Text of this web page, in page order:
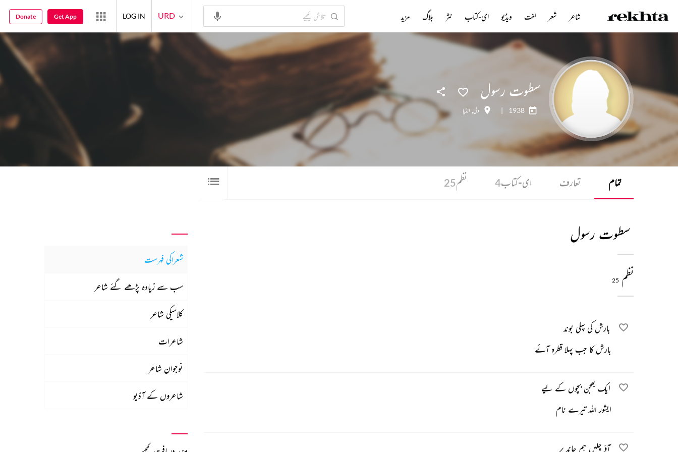
سطوت رسول
1938
| دلی, انڈیا
تمام تعارف ای-کتاب4 نظم25
سطوت رسول
نظم 25
بارش کی پہلی بوند
بارش کا جب پہلا قطرہ آئے
ایک بھجن بچوں کے لیے
ایشور اللہ تیرے نام
آؤ چلیں ہم چاند پر
شعراکی فہرست
سب سے زیادہ پڑھے گئے شاعر
کلاسیکی شاعر
شاعرات
نوجوان شاعر
شاعروں کے آڈیو
شاعر شعر لغت ویڈیو ای-کتاب نثر بلاگ مزید URD
LOG IN
Get App
Donate